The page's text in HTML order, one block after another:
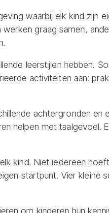
waarbij elk kind zijn
werken graag samen,
leerstijlen hebben.
activiteiten aan:
achtergronden en
helpen met taalgevoel.
kind. Niet iedereen
startpunt. Vier kleine